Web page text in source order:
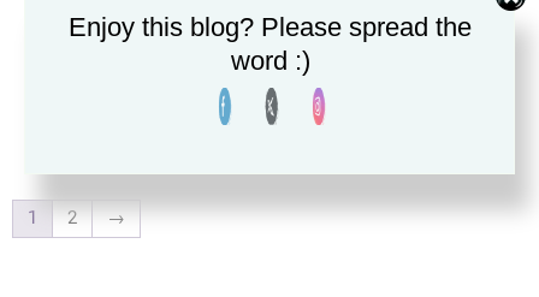
1,690.00฿ 5,290.00 ฿
1 2 →
Enjoy this blog? Please spread the
word :)